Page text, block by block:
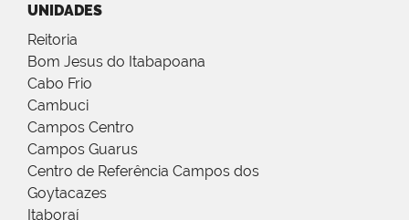
UNIDADES
Reitoria
Bom Jesus do Itabapoana
Cabo Frio
Cambuci
Campos Centro
Campos Guarus
Centro de Referência Campos dos
Goytacazes
Itaboraí